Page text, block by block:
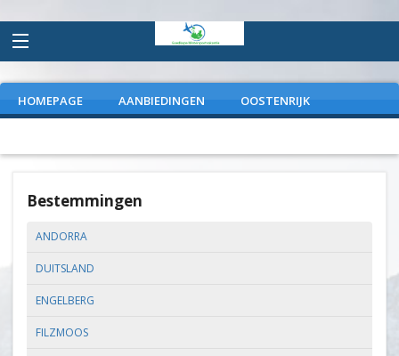
HOMEPAGE AANBIEDINGEN OOSTENRIJK
Bestemmingen
ANDORRA
DUITSLAND
ENGELBERG
FILZMOOS